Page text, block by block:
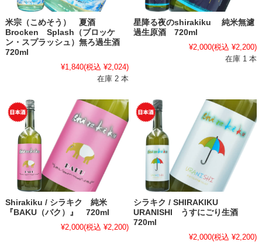
米宗（こめそう） 夏酒
Brocken Splash（ブロッケ
ン・スプラッシュ）無ろ過生酒
720ml
¥1,840(税込 ¥2,024)
在庫 2 本
星降る夜のshirakiku 純米無濾
過生原酒 720ml
¥2,000(税込 ¥2,200)
在庫 1 本
Shirakiku / シラキク 純米
『BAKU（バク）』 720ml
¥2,000(税込 ¥2,200)
シラキク / SHIRAKIKU
URANISHI うすにごり生酒
720ml
¥2,000(税込 ¥2,200)